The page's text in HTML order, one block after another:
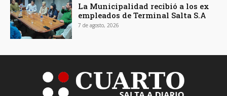
La Municipalidad recibió a los ex
empleados de Terminal Salta S.A
7 de agosto, 2026